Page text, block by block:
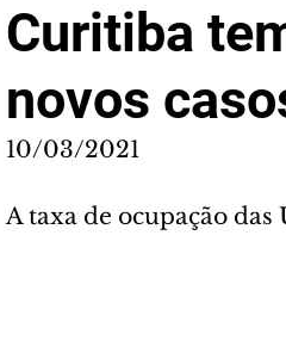
Curitiba
novos
10/03/2021
A taxa de ocupação